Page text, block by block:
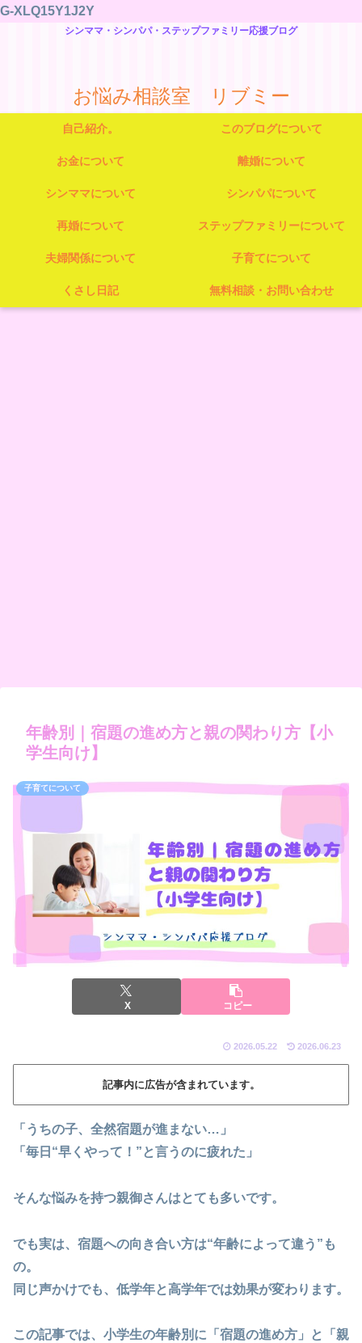
G-XLQ15Y1J2Y
シンママ・シンパパ・ステップファミリー応援ブログ
お悩み相談室 リブミー
自己紹介。 このブログについて
お金について 離婚について
シンママについて シンパパについて
再婚について ステップファミリーについて
夫婦関係について 子育てについて
くさし日記 無料相談・お問い合わせ
年齢別｜宿題の進め方と親の関わり方【小
学生向け】
子育てについて
X コピー
2026.05.22 2026.06.23
記事内に広告が含まれています。
「うちの子、全然宿題が進まない…」
「毎日“早くやって！”と言うのに疲れた」
そんな悩みを持つ親御さんはとても多いです。
でも実は、宿題への向き合い方は“年齢によって違う”も
の。
同じ声かけでも、低学年と高学年では効果が変わります。
この記事では、小学生の年齢別に「宿題の進め方」と「親